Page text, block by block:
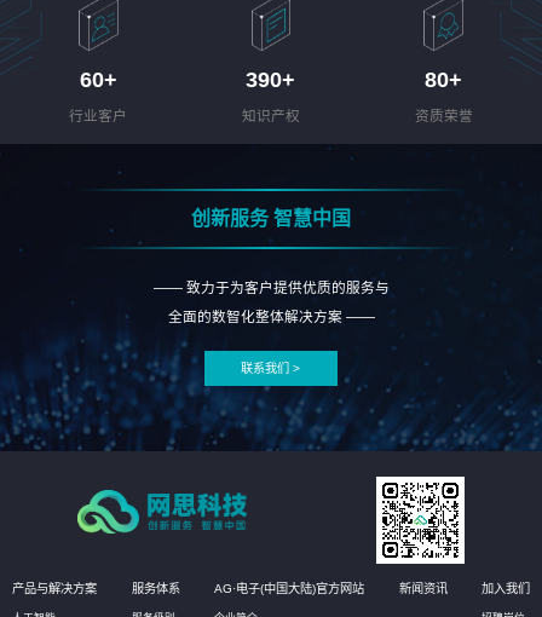
60+
行业客户
390+
知识产权
80+
资质荣誉
创新服务 智慧中国
—— 致力于为客户提供优质的服务与
全面的数智化整体解决方案 ——
联系我们 >
产品与解决方案 服务体系 AG·电子(中国大陆)官方网站 新闻资讯 加入我们